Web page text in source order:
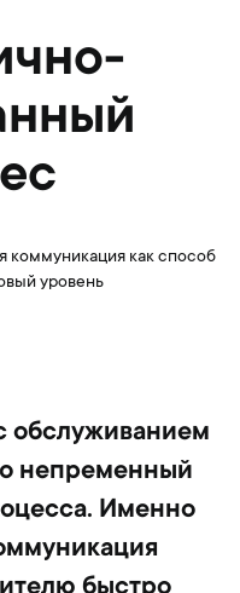
коммуникация как способ
уровень
обслуживанием
непременный
Именно